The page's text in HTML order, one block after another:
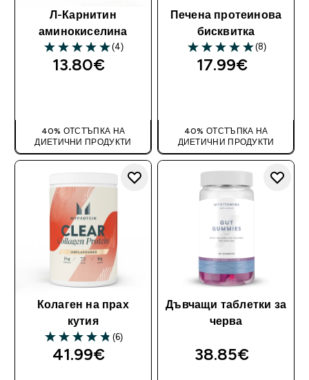
Л-Карнитин
аминокиселина
5 out of 5 stars
(4)
13.80€‎
40% ОТСТЪПКА НА
ДИЕТИЧНИ ПРОДУКТИ
Печена протеинова
бисквитка
5 out of 5 stars
(8)
17.99€‎
40% ОТСТЪПКА НА
ДИЕТИЧНИ ПРОДУКТИ
Колаген на прах
кутия
4.83 out of 5 stars
(6)
41.99€‎
Дъвчащи таблетки за
черва
38.85€‎